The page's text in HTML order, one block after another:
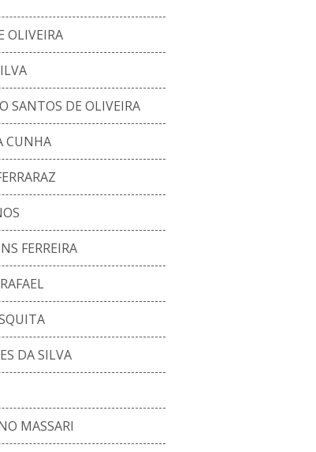
OLIVEIRA
SANTOS DE OLIVEIRA
CUNHA
FERREIRA
DA SILVA
MASSARI